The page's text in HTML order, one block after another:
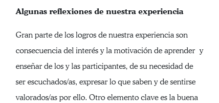
Algunas reflexiones de nuestra experiencia
Gran parte de los logros de nuestra experiencia son
consecuencia del interés y la motivación de aprender y
enseñar de los y las participantes, de su necesidad de
ser escuchados/as, expresar lo que saben y de sentirse
valorados/as por ello. Otro elemento clave es la buena